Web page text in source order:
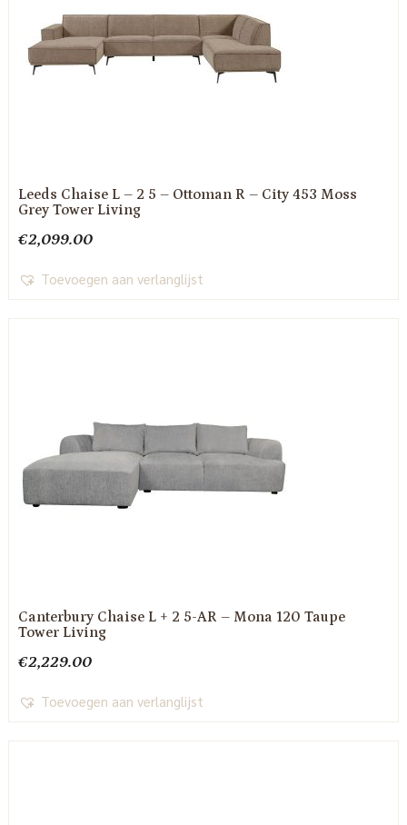
Leeds Chaise L – 2 5 – Ottoman R – City 453 Moss
Grey Tower Living
€2,099.00
Toevoegen aan verlanglijst
Canterbury Chaise L + 2 5-AR – Mona 120 Taupe
Tower Living
€2,229.00
Toevoegen aan verlanglijst